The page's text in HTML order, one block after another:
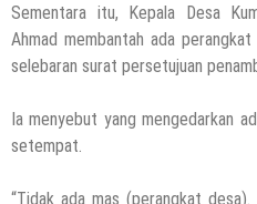
Sementara itu, Kepala Desa
Ahmad membantah ada
selebaran surat persetujuan
Ia menyebut yang mengedarkan
setempat.
“Tidak ada mas (perangkat